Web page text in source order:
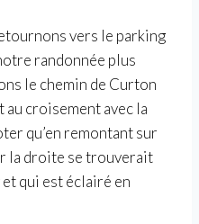
vers le parking
randonnée plus
le chemin de Curton
croisement avec la
qu’en remontant sur
la droite se trouverait
qui est éclairé en